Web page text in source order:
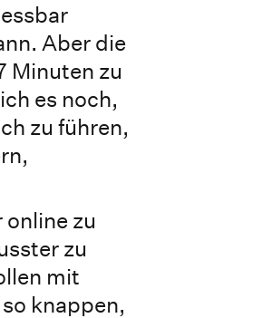
Aber die
Minuten zu
es noch,
zu führen,
zu
zu
mit
knappen,